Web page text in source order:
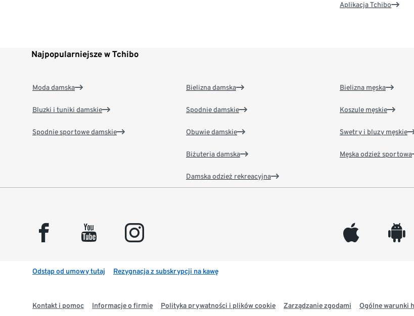
Aplikacja Tchibo
Najpopularniejsze w Tchibo
Moda damska
Bluzki i tuniki damskie
Spodnie sportowe damskie
Bielizna damska
Spodnie damskie
Obuwie damskie
Biżuteria damska
Damska odzież rekreacyjna
Bielizna męska
Koszule męskie
Swetry i bluzy męskie
Męska odzież sportowa
facebook youtube instagram appleinc android
Odstąp od umowy tutaj Rezygnacja z subskrypcji na kawę
Kontakt i pomoc Informacje o firmie Polityka prywatności i plików cookie Zarządzanie zgodami Ogólne warunki